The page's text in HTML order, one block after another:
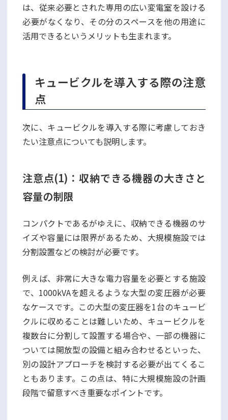
は、従来必要とされた専用の広い変電室を設ける
必要がなくなり、その分のスペースを他の用途に
活用できるというメリットも生まれます。
キュービクルを導入する際の注意
点
次に、キュービクルを導入する際に考慮しておき
たい注意点についても説明します。
注意点(1)：収納できる機器の大きさと
容量の制限
コンパクトであるがゆえに、収納できる機器のサ
イズや容量には限界があるため、大規模施設では
分割設置などの検討が必要です。
例えば、非常に大きな電力容量を必要とする施設
で、1000kVAを超えるような大型の変圧器が必要
なケースです。この大型の変圧器を1台のキュービ
クルに収めることは難しいため、キュービクルを
複数台に分割して設置する場合や、一部の機器に
ついては開放型の設備と組み合わせるといった、
別の設計アプローチを検討する必要が出てくるこ
ともあります。この点は、特に大規模施設の計画
段階で留意すべき重要なポイントです。